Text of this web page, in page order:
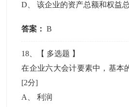
D 、该企业的资产总额和权益
答案： B
18 、【 多选题 】
在企业六大会计要素中，基本
[2分]
A
、利润